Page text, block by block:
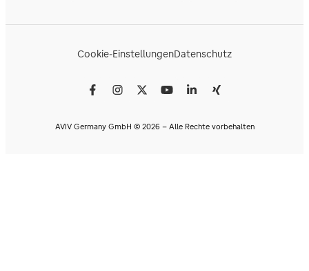
Cookie-EinstellungenDatenschutz
AVIV Germany GmbH © 2026 - Alle Rechte vorbehalten